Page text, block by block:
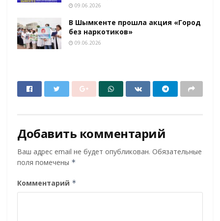
09.06.2026
В Шымкенте прошла акция «Город
без наркотиков»
09.06.2026
Добавить комментарий
Ваш адрес email не будет опубликован. Обязательные
поля помечены *
Комментарий *